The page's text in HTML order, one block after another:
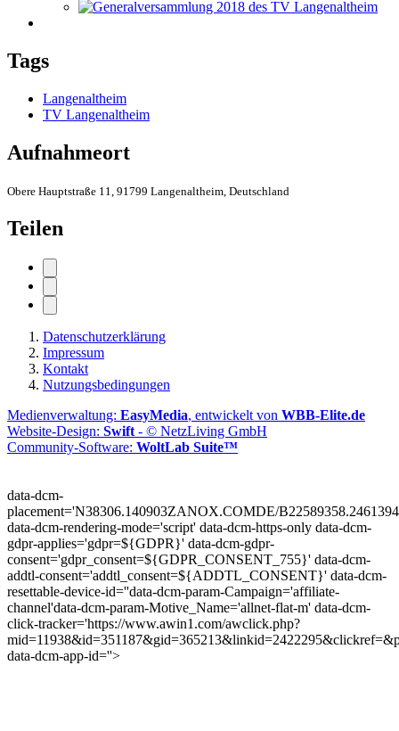
Tags
Langenaltheim
TV Langenaltheim
Aufnahmeort
Obere Hauptstraße 11, 91799 Langenaltheim, Deutschland
Teilen
Datenschutzerklärung
Impressum
Kontakt
Nutzungsbedingungen
Medienverwaltung: EasyMedia, entwickelt von WBB-Elite.de
Website-Design: Swift - © NetzLiving GmbH
Community-Software: WoltLab Suite™
data-dcm-
placement='N38306.140903ZANOX.COMDE/
data-dcm-rendering-mode='script' data-dcm-https-only data-dcm-
gdpr-applies='gdpr=${GDPR}' data-dcm-gdpr-
consent='gdpr_consent=${GDPR_CONSENT_755}' data-dcm-
addtl-consent='addtl_consent=${ADDTL_CONSENT}' data-dcm-
resettable-device-id=''data-dcm-param-Campaign='affiliate-
channel'data-dcm-param-Motive_Name='allnet-flat-m' data-dcm-
click-tracker='https://www.awin1.com/awclick.php?
data-dcm-app-id=''>